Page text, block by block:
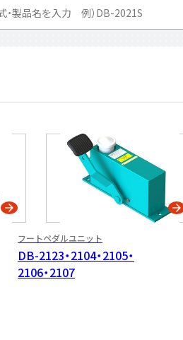
フートペダルユニット
DB-2123・2104・2105・
2106・2107